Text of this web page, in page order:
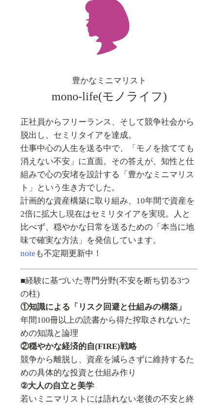
豊かなミニマリスト
mono-life(モノライフ)
正社員からフリーランス、そして競争社会から
脱出し、セミリタイアを達成。
仕事中心の人生を送る中で、「モノを捨てても
消えない不安」に直面。その答えが、知性と仕
組みで心の安堵を設計する「豊かなミニマリス
ト」という生き方でした。
計画的な資産構築に取り組み、10年間で資産を
2倍に拡大し現在はセミリタイアを実現。人と
比べず、穏やかな日常を送るための「本当に地
味で確実な方法」を発信しています。
note も不定期更新中！
■経験に基づいた専門分野(不安を断ち切る3つ
の柱)
①知識による「リスク回避と仕組みの構築」
年間100冊以上の読書から得た搾取されないた
めの知識と論理
②穏やかな経済的自(FIRE)戦略
競争から離脱し、資産を減らさずに維持するた
めの具体的な投資と仕組み作り
②大人の自立と美学
若いミニマリストには語れない老後の不安と終